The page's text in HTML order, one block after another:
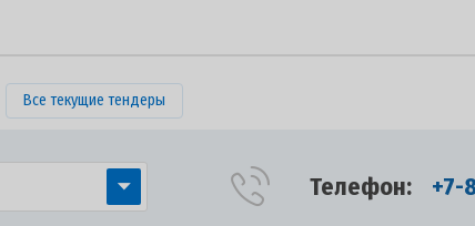
Все текущие тендеры
Телефон: +7-